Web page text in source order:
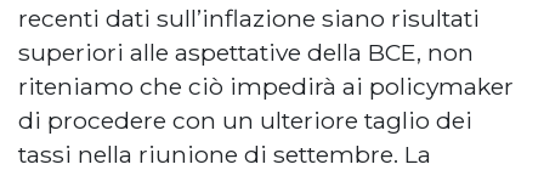
recenti dati sull’inflazione siano risultati
superiori alle aspettative della BCE, non
riteniamo che ciò impedirà ai policymaker
di procedere con un ulteriore taglio dei
tassi nella riunione di settembre. La